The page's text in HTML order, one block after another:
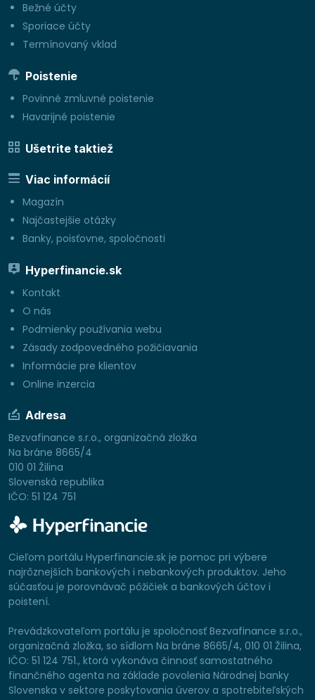
Bežné účty
Sporiace účty
Termínovaný vklad
Poistenie
Povinné zmluvné poistenie
Havarijné poistenie
Ušetrite taktiež
Viac informácií
Magazín
Najčastejšie otázky
Banky, poisťovne, spoločnosti
Hyperfinancie.sk
Kontakt
O nás
Podmienky používania webu
Zásady zodpovedného požičiavania
Informácie pre klientov
Online inzercia
Adresa
Bezvafinance s.r.o., organizačná zložka
Na bráne 8665/4
010 01 Žilina
Slovenská republika
IČO: 51 124 751
Cieľom portálu Hyperfinancie.sk je pomoc pri výbere
najrôznejších bankových i nebankových produktov. Jeho
súčasťou je porovnávač pôžičiek a bankových účtov i
poistení.
Prevádzkovateľom portálu je spoločnosť Bezvafinance s.r.o.,
organizačná zložka, so sídlom Na bráne 8665/4, 010 01 Žilina,
IČO: 51 124 751., ktorá vykonáva činnosť samostatného
finančného agenta na základe povolenia Národnej banky
Slovenska v sektore poskytovania úverov a spotrebiteľských